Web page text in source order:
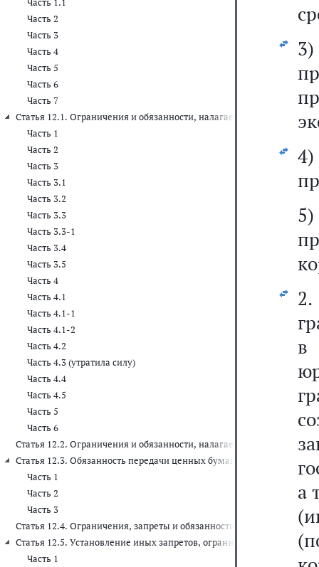
Часть 1.1
Часть 2
Часть 3
Часть 4
Часть 5
Часть 6
Часть 7
Статья 12.1. Ограничения и обязанности, налагаемые на лиц,
Часть 1
Часть 2
Часть 3
Часть 3.1
Часть 3.2
Часть 3.3
Часть 3.3-1
Часть 3.4
Часть 3.5
Часть 4
Часть 4.1
Часть 4.1-1
Часть 4.1-2
Часть 4.2
Часть 4.3 (утратила силу)
Часть 4.4
Часть 4.5
Часть 5
Часть 6
Статья 12.2. Ограничения и обязанности, налагаемые на
Статья 12.3. Обязанность передачи ценных бумаг (долей участия,
Часть 1
Часть 2
Часть 3
Статья 12.4. Ограничения, запреты и обязанности, налагаемые на
Статья 12.5. Установление иных запретов, ограничений,
Часть 1
в
а